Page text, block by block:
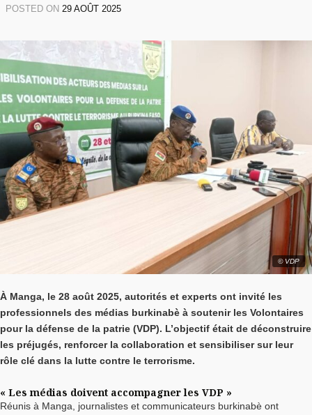
POSTED ON 29 AOÛT 2025
© VDP
À Manga, le 28 août 2025, autorités et experts ont invité les
professionnels des médias burkinabè à soutenir les Volontaires
pour la défense de la patrie (VDP). L’objectif était de déconstruire
les préjugés, renforcer la collaboration et sensibiliser sur leur
rôle clé dans la lutte contre le terrorisme.
« Les médias doivent accompagner les VDP »
Réunis à Manga, journalistes et communicateurs burkinabè ont